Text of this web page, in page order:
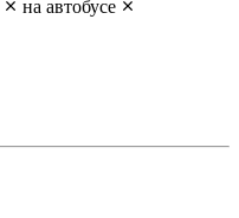
на автобусе